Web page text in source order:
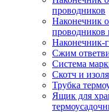
проводников
Наконечник
проводников
Наконечник-
Сжим
Система
Скотч и
Трубка
Ящик для